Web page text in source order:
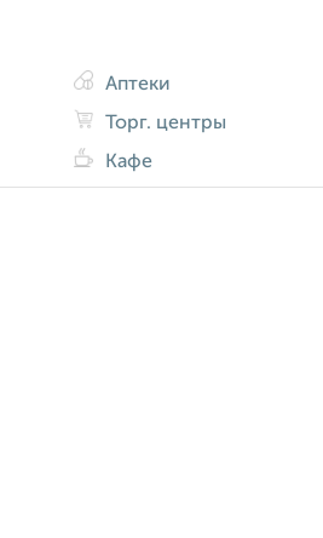
Аптеки
Торг. центры
Кафе